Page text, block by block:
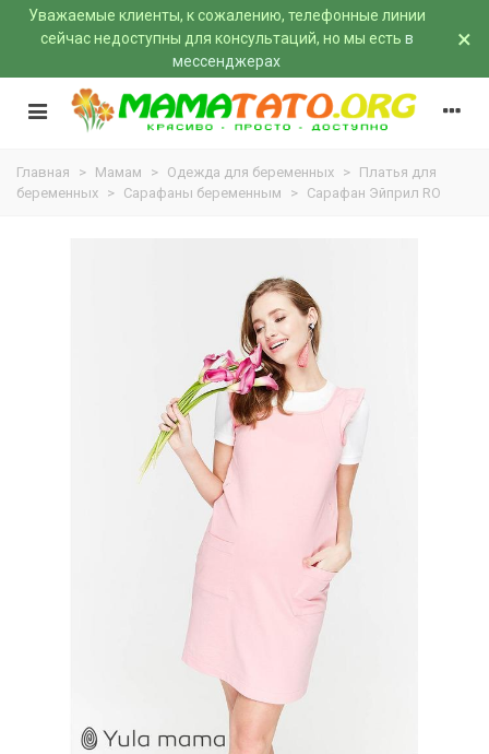
Уважаемые клиенты, к сожалению, телефонные линии
сейчас недоступны для консультаций, но мы есть в
мессенджерах
×
Главная > Мамам > Одежда для беременных > Платья для
беременных > Сарафаны беременным > Сарафан Эйприл RO